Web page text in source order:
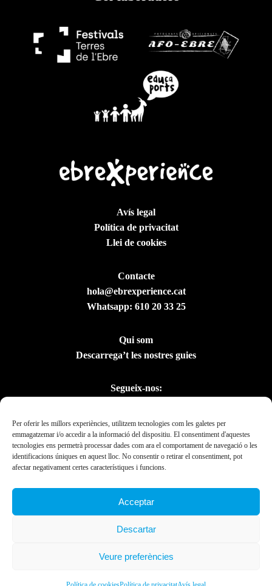
Per oferir les millors experiències, utilitzem tecnologies com les galetes per
emmagatzemar i/o accedir a la informació del dispositiu. El consentiment d'aquestes
tecnologies ens permetrà processar dades com ara el comportament de navegació o les
identificacions úniques en aquest lloc. No consentir o retirar el consentiment, pot
afectar negativament certes característiques i funcions.
Acceptar
Descartar
Veure preferències
Avís legal
Política de privacitat
Llei de cookies
Contacte
hola@ebrexperience.cat
Whatsapp: 610 20 33 25
Qui som
Descarrega’t les nostres guies
Segueix-nos:
Presidència